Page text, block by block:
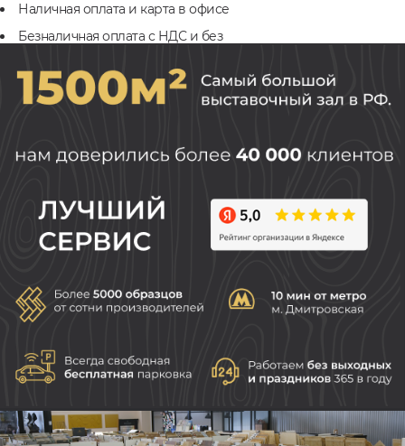
Наличная оплата и карта в офисе
Безналичная оплата с НДС и без